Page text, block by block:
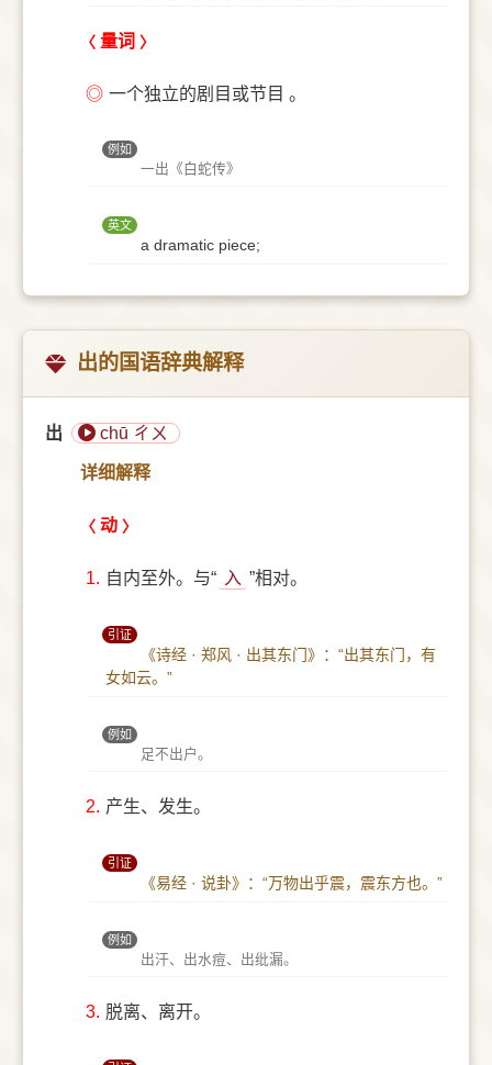
量词
◎ 一个独立的剧目或节目 。
例如
一出《白蛇传》
英文
a dramatic piece;
出的国语辞典解释
出 chū ㄔㄨ
详细解释
动
1. 自内至外。与“ 入 ”相对。
引证
《诗经 · 郑风 · 出其东门》：“出其东门，有
女如云。”
例如
足不出户。
2. 产生、发生。
引证
《易经 · 说卦》：“万物出乎震，震东方也。”
例如
出汗、出水痘、出纰漏。
3. 脱离、离开。